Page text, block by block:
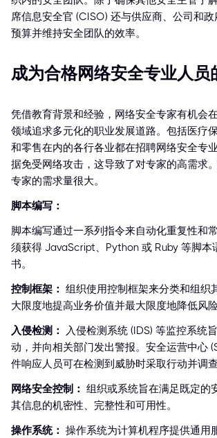
席信息安全官 (CISO) 还与供应商、公司和
预算并维持安全团队的效率。
成为合格网络安全专业人员
凭借教育背景和经验，网络安全专家有机会
领域追求多元化的职业发展道路。包括医疗
和零售在内的各行各业都在招聘网络安全专
据免受网络攻击，这导致了对专家的高需求
专家的需求量很大。
脚本编写：
脚本编写通过一系列指令来自动化重复性和
须获得 JavaScript、Python 或 Ruby 等脚本
书。
控制框架： 组织使用控制框架来分类和组织
大限度地提高业务价值并最大限度地降低风险
入侵检测：
入侵检测系统 (IDS) 等监控系统
动，并向相关部门发出警报。安全运营中心
件响应人员可在检测到威胁时采取行动并调查
网络安全控制： 组织或系统旨在满足既定的
其信息的机密性、完整性和可用性。
操作系统： 操作系统为计算机程序提供通用